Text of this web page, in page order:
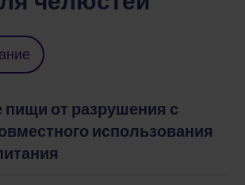
от разрушения с
использования